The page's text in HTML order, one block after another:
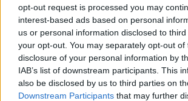
opt-out request is processed you may
interest-based ads based on personal
us or personal information disclosed to
your opt-out. You may separately opt-out of
disclosure of your personal information by
IAB’s list of downstream participants. This
also be disclosed by us to third parties on
Downstream Participants that may further
MÁV Szimfonikusok, Zeneakadémia,
műsor, Mozart mellett Eötvös Péter
László. Azt gondolná az ember, hogy
két kortársat, akik annyira
ülnek a nézőtéren, és meg is
hogy Mozart nemcsak Salierit vagy